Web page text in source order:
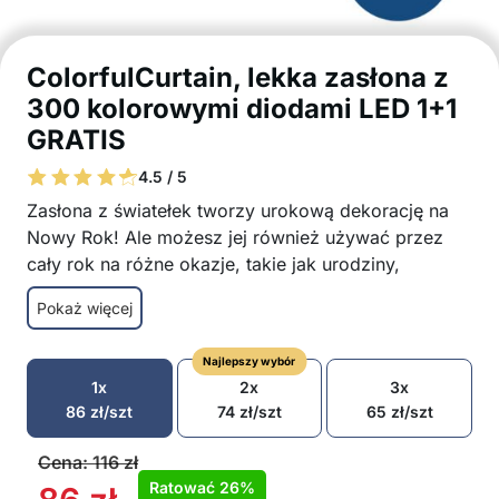
ColorfulCurtain, lekka zasłona z
300 kolorowymi diodami LED 1+1
GRATIS
4.5 / 5
Zasłona z światełek tworzy urokową dekorację na
Nowy Rok! Ale możesz jej również używać przez
cały rok na różne okazje, takie jak urodziny,
imprezy czy jako urocza dekoracja do domu i
tarasu! Zasłona z diodami LED jest wyposażona w
pilot, który umożliwia kontrolę intensywności
światła, 8 trybów migania lub ustawienie timera dla
jeszcze większych oszczędności!
Zasłona z diodami LED jest wodoodporna i
nadaje się do użytku na zewnątrz i wewnątrz
Zasłona z diodami LED ma 8 różnych trybów
Pokaż więcej
1x
86 zł/szt
Najlepszy wybór
2x
74 zł/szt
3x
65 zł/szt
Cena:116zł
Ratować 26%